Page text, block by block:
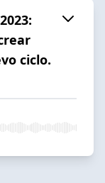
ciclo.